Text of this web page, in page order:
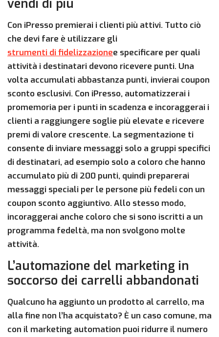
vendi di più
Con iPresso premierai i clienti più attivi. Tutto ciò
che devi fare è utilizzare gli
strumenti di fidelizzazionee specificare per quali
attività i destinatari devono ricevere punti. Una
volta accumulati abbastanza punti, invierai coupon
sconto esclusivi. Con iPresso, automatizzerai i
promemoria per i punti in scadenza e incoraggerai i
clienti a raggiungere soglie più elevate e ricevere
premi di valore crescente. La segmentazione ti
consente di inviare messaggi solo a gruppi specifici
di destinatari, ad esempio solo a coloro che hanno
accumulato più di 200 punti, quindi preparerai
messaggi speciali per le persone più fedeli con un
coupon sconto aggiuntivo. Allo stesso modo,
incoraggerai anche coloro che si sono iscritti a un
programma fedeltà, ma non svolgono molte
attività.
L’automazione del marketing in
soccorso dei carrelli abbandonati
Qualcuno ha aggiunto un prodotto al carrello, ma
alla fine non l’ha acquistato? È un caso comune, ma
con il marketing automation puoi ridurre il numero